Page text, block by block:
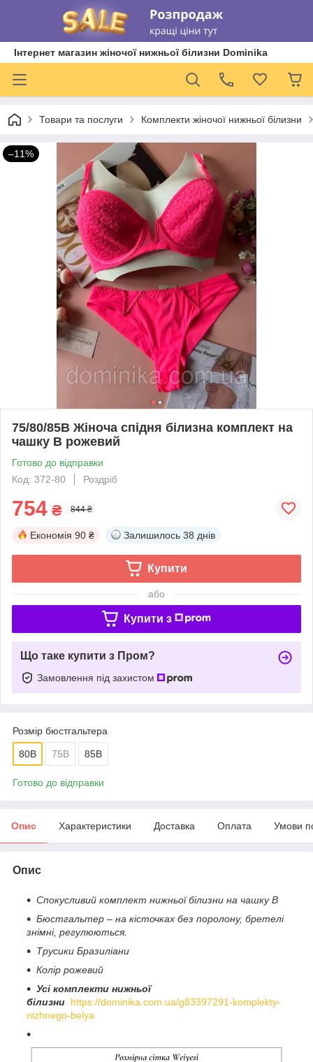
Інтернет магазин жіночої нижньої білизни Dominika
Товари та послуги Комплекти жіночої нижньої білизни
–11%
75/80/85В Жіноча спідня білизна комплект на
чашку B рожевий
Готово до відправки
Код: 372-80
Роздріб
754 ₴ 844 ₴
Економія 90 ₴ Залишилось 38 днів
Купити
або
Купити з
Що таке купити з Пром?
Замовлення під захистом
Розмір бюстгальтера
80B 75B 85B
Готово до відправки
Опис Характеристики Доставка Оплата Умови
Опис
Спокусливий комплект нижньої білизни на чашку В
Бюстгальтер – на кісточках без поролону, бретелі
знімні, регулюються.
Трусики Бразиліани
Колір рожевий
Усі комплекти нижньої
білизни https://dominika.com.ua/g83397291-komplekty-
nizhnego-belya